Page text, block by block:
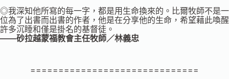
◎我深知他所寫的每一字，都是用生命換來的。比爾牧師不是一
位為了出書而出書的作者，他是在分享他的生命，希望藉此喚醒
許多沉睡和僅是掛名的基督徒。
——砂拉越蒙福教會主任牧師／林義忠
==============================